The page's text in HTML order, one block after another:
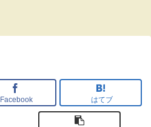
Facebook はてブ